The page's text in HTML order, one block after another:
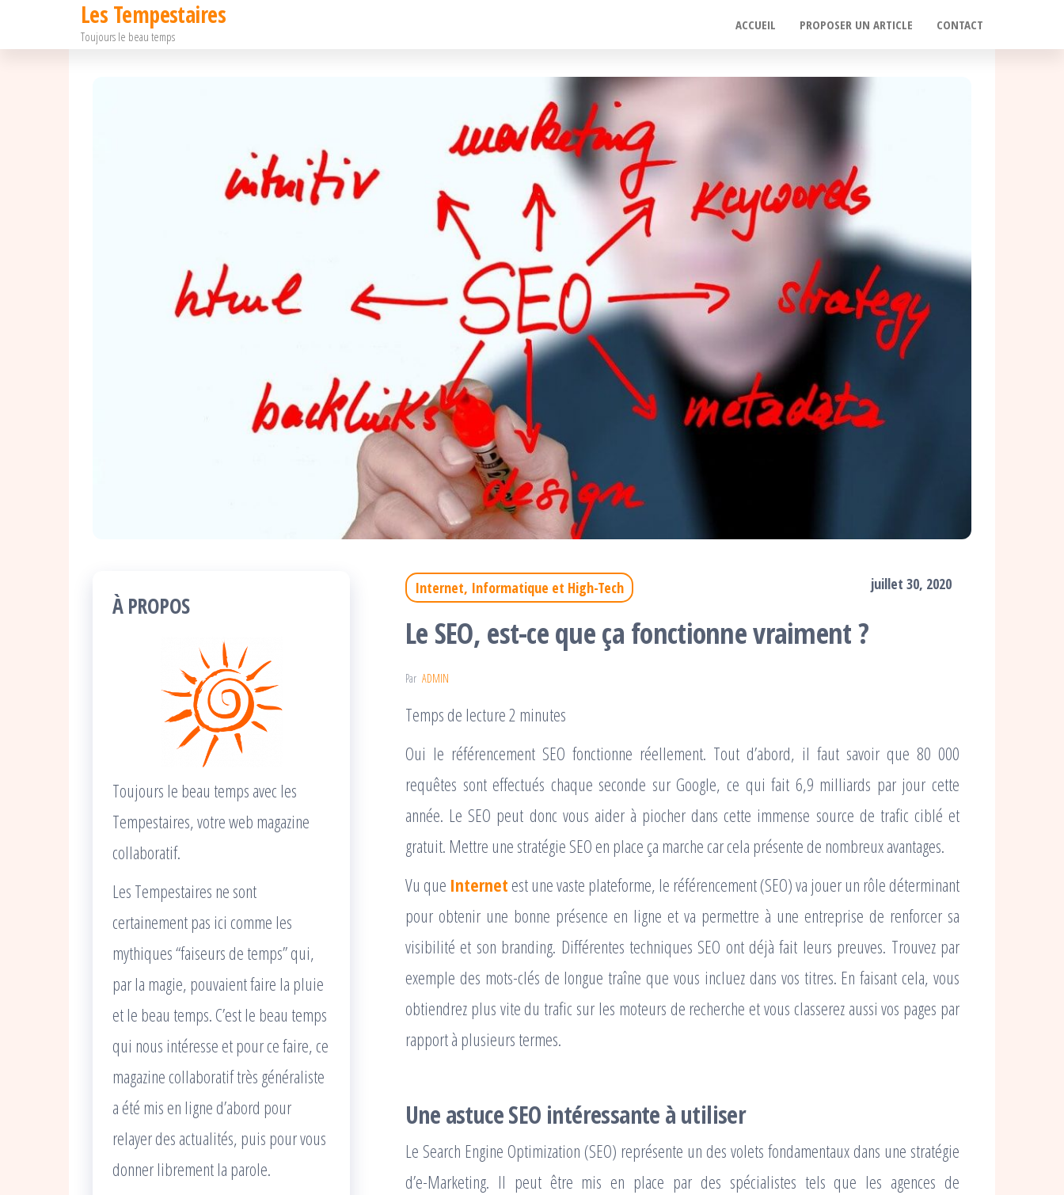
ce
Les Tempestaires
Toujours le beau temps
ACCUEIL PROPOSER UN ARTICLE CONTACT
Internet, Informatique et High-Tech juillet 30, 2020
Le SEO, est-ce que ça fonctionne vraiment ?
Par ADMIN
Temps de lecture 2 minutes
Oui le référencement SEO fonctionne réellement. Tout d’abord, il faut savoir que 80 000
requêtes sont effectués chaque seconde sur Google, ce qui fait 6,9 milliards par jour cette
année. Le SEO peut donc vous aider à piocher dans cette immense source de trafic ciblé et
gratuit. Mettre une stratégie SEO en place ça marche car cela présente de nombreux avantages.
Vu que Internet est une vaste plateforme, le référencement (SEO) va jouer un rôle déterminant
pour obtenir une bonne présence en ligne et va permettre à une entreprise de renforcer sa
visibilité et son branding. Différentes techniques SEO ont déjà fait leurs preuves. Trouvez par
exemple des mots-clés de longue traîne que vous incluez dans vos titres. En faisant cela, vous
obtiendrez plus vite du trafic sur les moteurs de recherche et vous classerez aussi vos pages par
rapport à plusieurs termes.
Une astuce SEO intéressante à utiliser
Le Search Engine Optimization (SEO) représente un des volets fondamentaux dans une stratégie
d’e-Marketing. Il peut être mis en place par des spécialistes tels que les agences de
À PROPOS
Toujours le beau temps avec les
Tempestaires, votre web magazine
collaboratif.
Les Tempestaires ne sont
certainement pas ici comme les
mythiques “faiseurs de temps” qui,
par la magie, pouvaient faire la pluie
et le beau temps. C’est le beau temps
qui nous intéresse et pour ce faire, ce
magazine collaboratif très généraliste
a été mis en ligne d’abord pour
relayer des actualités, puis pour vous
donner librement la parole.